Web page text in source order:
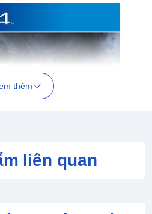
thêm
liên quan